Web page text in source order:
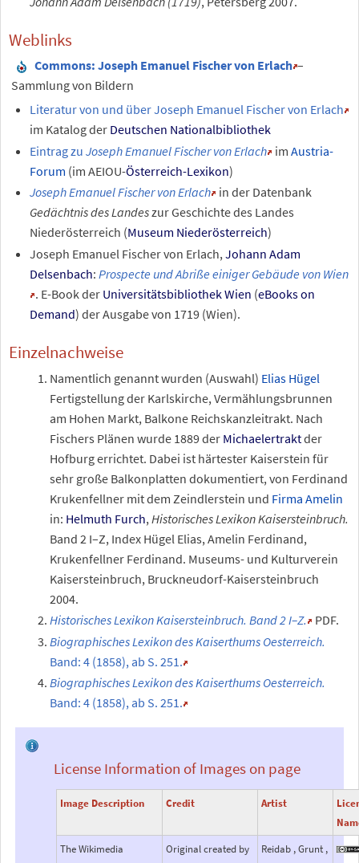
Weblinks
Commons: Joseph Emanuel Fischer von Erlach –
Sammlung von Bildern
Literatur von und über Joseph Emanuel Fischer von Erlach
im Katalog der Deutschen Nationalbibliothek
Eintrag zu Joseph Emanuel Fischer von Erlach im Austria-
Forum (im AEIOU-Österreich-Lexikon)
Joseph Emanuel Fischer von Erlach in der Datenbank
Gedächtnis des Landeszur Geschichte des Landes
Niederösterreich (Museum Niederösterreich)
Joseph Emanuel Fischer von Erlach, Johann Adam
Delsenbach: Prospecte und Abriße einiger Gebäude von Wien
. E-Book der Universitätsbibliothek Wien (eBooks on
Demand) der Ausgabe von 1719 (Wien).
Einzelnachweise
Namentlich genannt wurden (Auswahl) Elias Hügel
Fertigstellung der Karlskirche, Vermählungsbrunnen
am Hohen Markt, Balkone Reichskanzleitrakt. Nach
Fischers Plänen wurde 1889 der Michaelertraktder
Hofburg errichtet. Dabei ist härtester Kaiserstein für
sehr große Balkonplatten dokumentiert, von Ferdinand
Krukenfellner mit dem Zeindlerstein und Firma Amelin
in: Helmuth Furch,Historisches Lexikon Kaisersteinbruch.
Band 2 I–Z, Index Hügel Elias, Amelin Ferdinand,
Krukenfellner Ferdinand. Museums- und Kulturverein
Kaisersteinbruch, Bruckneudorf-Kaisersteinbruch
2004.
Historisches Lexikon Kaisersteinbruch. Band 2 I–Z.
PDF.
Biographisches Lexikon des Kaiserthums Oesterreich.
Band: 4 (1858), ab S. 251.
Biographisches Lexikon des Kaiserthums Oesterreich.
Band: 4 (1858), ab S. 251.
License Information of Images on page
Image Description Credit Artist
The Wikimedia
Original created by
Reidab , Grunt ,